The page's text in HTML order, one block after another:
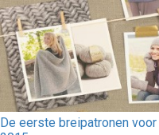
De eerste breipatronen